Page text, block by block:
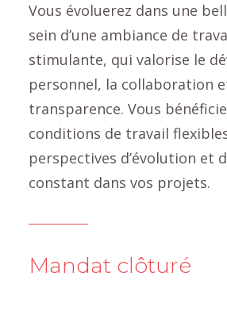
Vous évoluerez dans une
sein d’une ambiance de
stimulante, qui valorise le
personnel, la collaboration
transparence. Vous
conditions de travail
perspectives d’évolution et
constant dans vos projets.
Mandat clôturé